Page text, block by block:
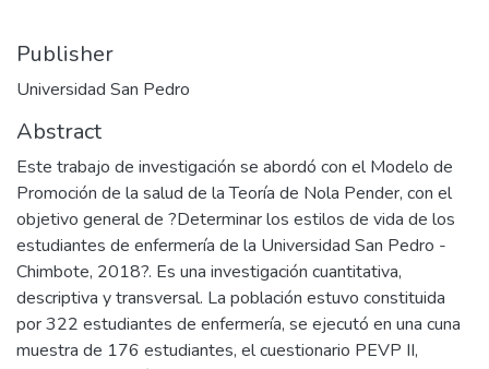
Publisher
Universidad San Pedro
Abstract
Este trabajo de investigación se abordó con el Modelo de
Promoción de la salud de la Teoría de Nola Pender, con el
objetivo general de ?Determinar los estilos de vida de los
estudiantes de enfermería de la Universidad San Pedro -
Chimbote, 2018?. Es una investigación cuantitativa,
descriptiva y transversal. La población estuvo constituida
por 322 estudiantes de enfermería, se ejecutó en una cuna
muestra de 176 estudiantes, el cuestionario PEVP II,